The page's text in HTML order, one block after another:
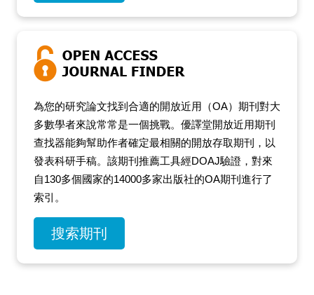
為您的研究論文找到合適的開放近用（OA）期刊對大
多數學者來說常常是一個挑戰。優譯堂開放近用期刊
查找器能夠幫助作者確定最相關的開放存取期刊，以
發表科研手稿。該期刊推薦工具經DOAJ驗證，對來
自130多個國家的14000多家出版社的OA期刊進行了
索引。
搜索期刊